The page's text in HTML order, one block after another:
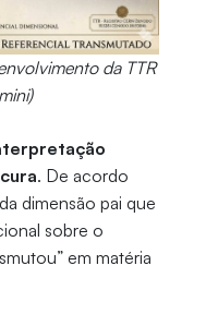
da TTR
. De acordo
dimensão pai que
sobre o
em matéria